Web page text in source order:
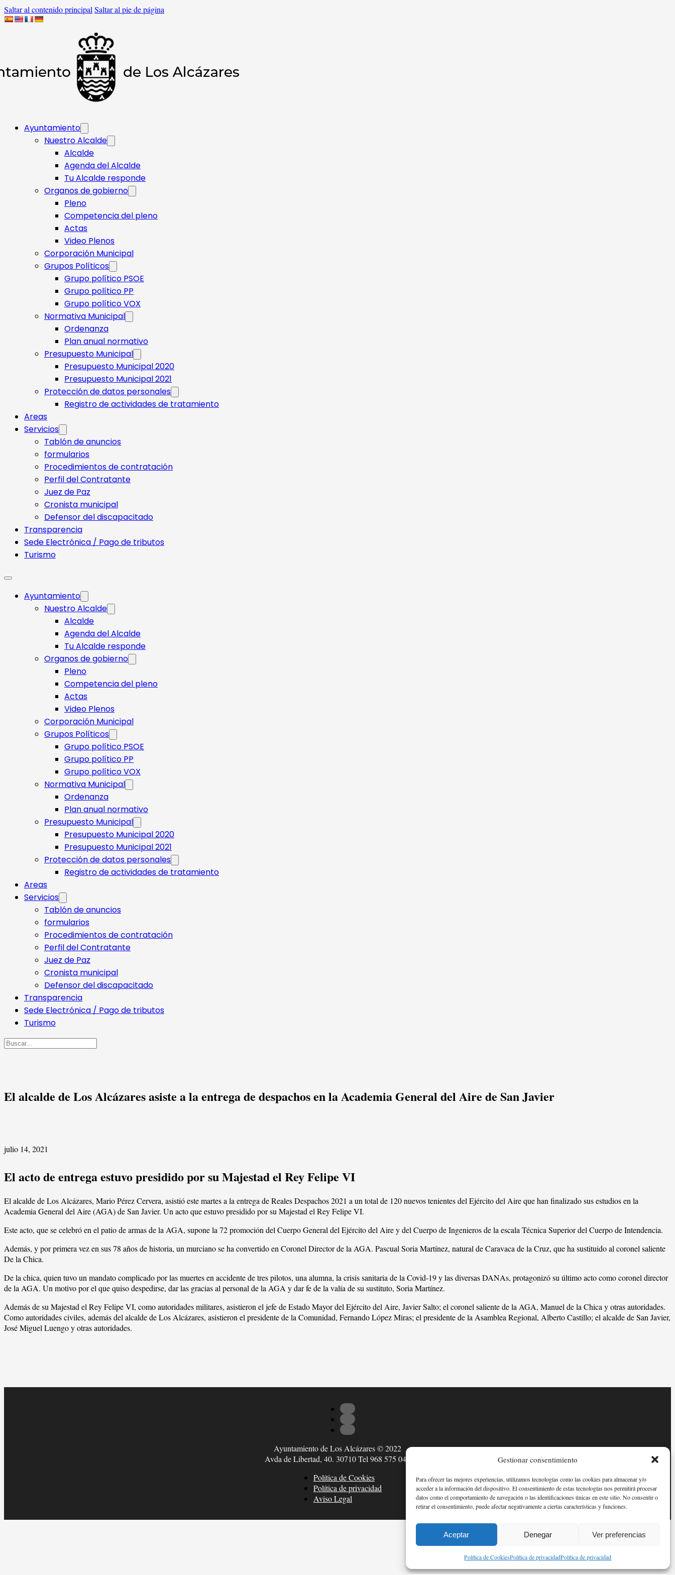
Gestionar consentimiento
Para ofrecer las mejores experiencias, utilizamos tecnologías como las cookies para almacenar y/o
acceder a la información del dispositivo. El consentimiento de estas tecnologías nos permitirá procesar
datos como el comportamiento de navegación o las identificaciones únicas en este sitio. No consentir o
retirar el consentimiento, puede afectar negativamente a ciertas características y funciones.
Aceptar Denegar Ver preferencias
Política de CookiesPolítica de privacidadPolítica de privacidad
Saltar al contenido principal Saltar al pie de página
Ayuntamiento
Nuestro Alcalde
Alcalde
Agenda del Alcalde
Tu Alcalde responde​
Organos de gobierno
Pleno
Competencia del pleno
Actas
Video Plenos
Corporación Municipal
Grupos Políticos
Grupo político PSOE
Grupo político PP
Grupo político VOX
Normativa Municipal
Ordenanza
Plan anual normativo
Presupuesto Municipal
Presupuesto Municipal 2020
Presupuesto Municipal 2021
Protección de datos personales
Registro de actividades de tratamiento
Areas
Servicios
Tablón de anuncios
formularios
Procedimientos de contratación
Perfil del Contratante
Juez de Paz
Cronista municipal
Defensor del discapacitado
Transparencia
Sede Electrónica / Pago de tributos
Turismo
Ayuntamiento
Nuestro Alcalde
Alcalde
Agenda del Alcalde
Tu Alcalde responde​
Organos de gobierno
Pleno
Competencia del pleno
Actas
Video Plenos
Corporación Municipal
Grupos Políticos
Grupo político PSOE
Grupo político PP
Grupo político VOX
Normativa Municipal
Ordenanza
Plan anual normativo
Presupuesto Municipal
Presupuesto Municipal 2020
Presupuesto Municipal 2021
Protección de datos personales
Registro de actividades de tratamiento
Areas
Servicios
Tablón de anuncios
formularios
Procedimientos de contratación
Perfil del Contratante
Juez de Paz
Cronista municipal
Defensor del discapacitado
Transparencia
Sede Electrónica / Pago de tributos
Turismo
Buscar
El alcalde de Los Alcázares asiste a la entrega de despachos en la Academia General del Aire de San Javier
julio 14, 2021
El acto de entrega estuvo presidido por su Majestad el Rey Felipe VI
El alcalde de Los Alcázares, Mario Pérez Cervera, asistió este martes a la entrega de Reales Despachos 2021 a un total de 120 nuevos tenientes del Ejército del Aire que han finalizado sus estudios en la
Academia General del Aire (AGA) de San Javier. Un acto que estuvo presidido por su Majestad el Rey Felipe VI.
Este acto, que se celebró en el patio de armas de la AGA, supone la 72 promoción del Cuerpo General del Ejército del Aire y del Cuerpo de Ingenieros de la escala Técnica Superior del Cuerpo de Intendencia.
Además, y por primera vez en sus 78 años de historia, un murciano se ha convertido en Coronel Director de la AGA. Pascual Soria Martínez, natural de Caravaca de la Cruz, que ha sustituido al coronel saliente
De la Chica.
De la chica, quien tuvo un mandato complicado por las muertes en accidente de tres pilotos, una alumna, la crisis sanitaria de la Covid-19 y las diversas DANAs, protagonizó su último acto como coronel director
de la AGA. Un motivo por el que quiso despedirse, dar las gracias al personal de la AGA y dar fe de la valía de su sustituto, Soria Martínez.
Además de su Majestad el Rey Felipe VI, como autoridades militares, asistieron el jefe de Estado Mayor del Ejército del Aire, Javier Salto; el coronel saliente de la AGA, Manuel de la Chica y otras autoridades.
Como autoridades civiles, además del alcalde de Los Alcázares, asistieron el presidente de la Comunidad, Fernando López Miras; el presidente de la Asamblea Regional, Alberto Castillo; el alcalde de San Javier,
José Miguel Luengo y otras autoridades.
Ayuntamiento de Los Alcázares © 2022
Avda de Libertad, 40. 30710 Tel 968 575 047
Política de Cookies
Política de privacidad
Aviso Legal